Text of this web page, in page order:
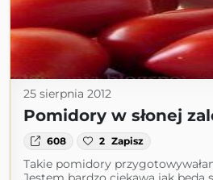
25 sierpnia 2012
Pomidory w słonej
608 2 Zapisz
Takie pomidory